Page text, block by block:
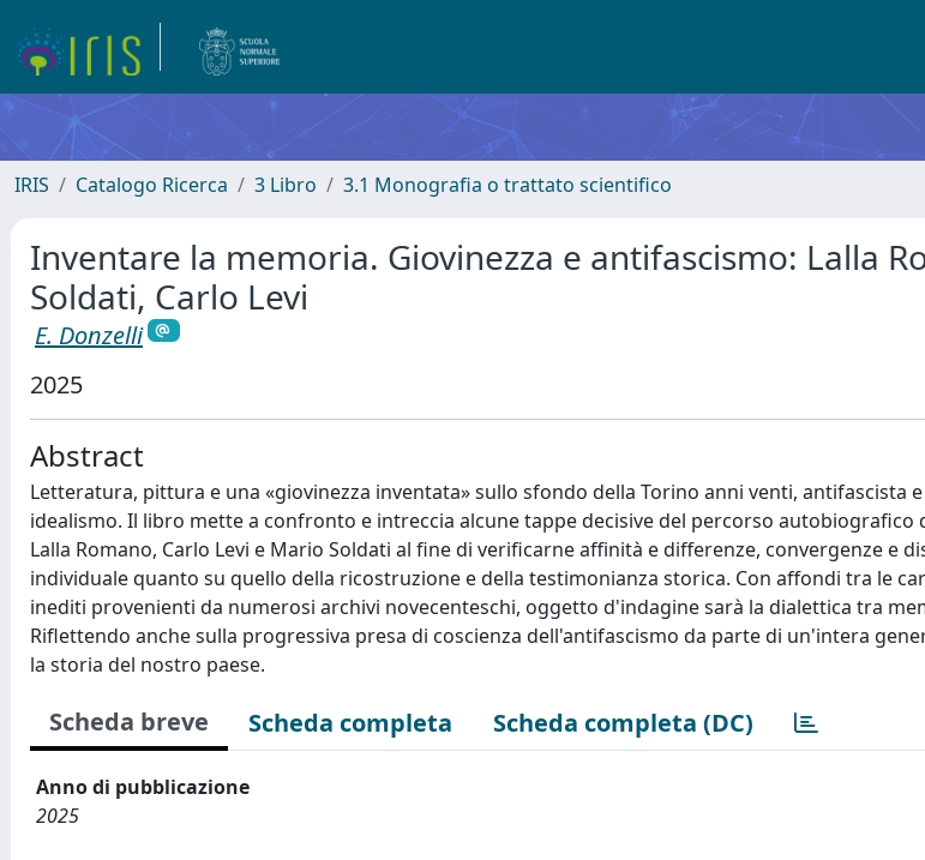
IRIS Catalogo Ricerca 3 Libro 3.1 Monografia o trattato scientifico
Inventare la memoria. Giovinezza e antifascismo: Lalla
Soldati, Carlo Levi
E. Donzelli
2025
Abstract
Letteratura, pittura e una «giovinezza inventata» sullo sfondo della Torino anni venti, antifascista
idealismo. Il libro mette a confronto e intreccia alcune tappe decisive del percorso
Lalla Romano, Carlo Levi e Mario Soldati al fine di verificarne affinità e differenze, convergenze e
individuale quanto su quello della ricostruzione e della testimonianza storica. Con affondi tra le
inediti provenienti da numerosi archivi novecenteschi, oggetto d'indagine sarà la dialettica tra
Riflettendo anche sulla progressiva presa di coscienza dell'antifascismo da parte di un'intera
la storia del nostro paese.
Scheda breve Scheda completa Scheda completa (DC)
Anno di pubblicazione
2025